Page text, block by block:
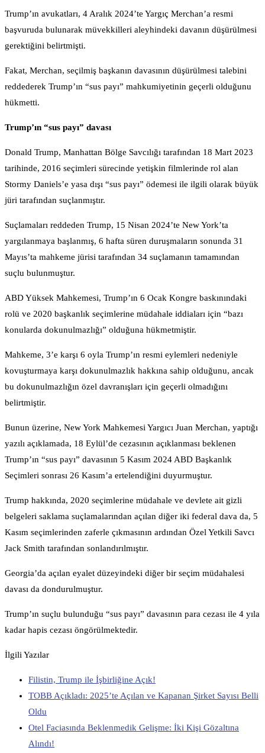
Trump’ın avukatları, 4 Aralık 2024’te Yargıç Merchan’a resmi
başvuruda bulunarak müvekkilleri aleyhindeki davanın düşürülmesi
gerektiğini belirtmişti.
Fakat, Merchan, seçilmiş başkanın davasının düşürülmesi talebini
reddederek Trump’ın “sus payı” mahkumiyetinin geçerli olduğunu
hükmetti.
Trump’ın “sus payı” davası
Donald Trump, Manhattan Bölge Savcılığı tarafından 18 Mart 2023
tarihinde, 2016 seçimleri sürecinde yetişkin filmlerinde rol alan
Stormy Daniels’e yasa dışı “sus payı” ödemesi ile ilgili olarak büyük
jüri tarafından suçlanmıştır.
Suçlamaları reddeden Trump, 15 Nisan 2024’te New York’ta
yargılanmaya başlanmış, 6 hafta süren duruşmaların sonunda 31
Mayıs’ta mahkeme jürisi tarafından 34 suçlamanın tamamından
suçlu bulunmuştur.
ABD Yüksek Mahkemesi, Trump’ın 6 Ocak Kongre baskınındaki
rolü ve 2020 başkanlık seçimlerine müdahale iddiaları için “bazı
konularda dokunulmazlığı” olduğuna hükmetmiştir.
Mahkeme, 3’e karşı 6 oyla Trump’ın resmi eylemleri nedeniyle
kovuşturmaya karşı dokunulmazlık hakkına sahip olduğunu, ancak
bu dokunulmazlığın özel davranışları için geçerli olmadığını
belirtmiştir.
Bunun üzerine, New York Mahkemesi Yargıcı Juan Merchan, yaptığı
yazılı açıklamada, 18 Eylül’de cezasının açıklanması beklenen
Trump’ın “sus payı” davasının 5 Kasım 2024 ABD Başkanlık
Seçimleri sonrası 26 Kasım’a ertelendiğini duyurmuştur.
Trump hakkında, 2020 seçimlerine müdahale ve devlete ait gizli
belgeleri saklama suçlamalarından açılan diğer iki federal dava da, 5
Kasım seçimlerinden zaferle çıkmasının ardından Özel Yetkili Savcı
Jack Smith tarafından sonlandırılmıştır.
Georgia’da açılan eyalet düzeyindeki diğer bir seçim müdahalesi
davası da dondurulmuştur.
Trump’ın suçlu bulunduğu “sus payı” davasının para cezası ile 4 yıla
kadar hapis cezası öngörülmektedir.
İlgili Yazılar
Filistin, Trump ile İşbirliğine Açık!
TOBB Açıkladı: 2025’te Açılan ve Kapanan Şirket Sayısı Belli
Oldu
Otel Faciasında Beklenmedik Gelişme: İki Kişi Gözaltına
Alındı!